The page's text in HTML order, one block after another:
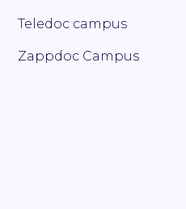
Teledoc campus
Zappdoc Campus